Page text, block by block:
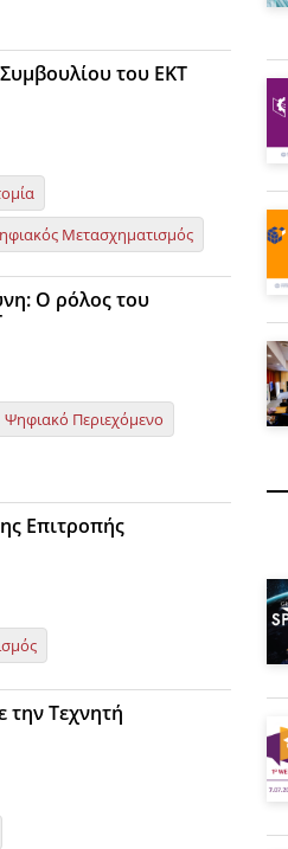
του ΕΚΤ
Μετασχηματισμός
O ρόλος του
Ψηφιακό Περιεχόμενο
Επιτροπής
την Τεχνητή